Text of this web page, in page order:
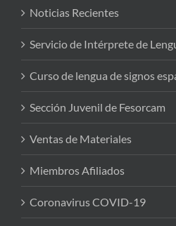
Noticias Recientes
Servicio de Intérprete de
Curso de lengua de signos
Sección Juvenil de Fesorcam
Ventas de Materiales
Miembros Afiliados
Coronavirus COVID-19